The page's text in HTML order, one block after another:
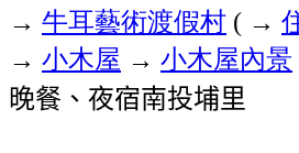
→ 牛耳藝術渡假村 ( →
→ 小木屋 → 小木屋內景
晚餐、夜宿南投埔里